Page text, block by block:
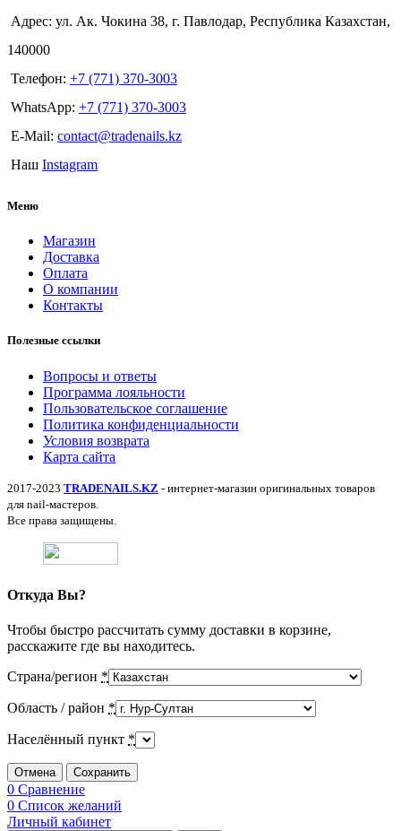
Адрес: ул. Ак. Чокина 38, г. Павлодар, Республика Казахстан,
140000
Телефон: +7 (771) 370-3003
WhatsApp: +7 (771) 370-3003
E-Mail: contact@tradenails.kz
Наш Instagram
Меню
Магазин
Доставка
Оплата
О компании
Контакты
Полезные ссылки
Вопросы и ответы
Программа лояльности
Пользовательское соглашение
Политика конфиденциальности
Условия возврата
Карта сайта
2017-2023 TRADENAILS.KZ - интернет-магазин оригинальных товаров
для nail-мастеров.
Все права защищены.
Откуда Вы?
Чтобы быстро рассчитать сумму доставки в корзине,
расскажите где вы находитесь.
Страна/регион *
Область / район *
Населённый пункт *
Отмена Сохранить
0 Сравнение
0 Список желаний
Личный кабинет